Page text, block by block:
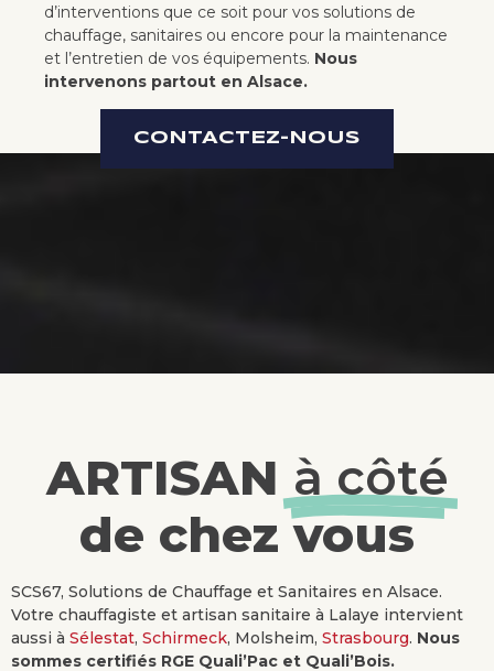
d’interventions que ce soit pour vos solutions de
chauffage, sanitaires ou encore pour la maintenance
et l’entretien de vos équipements. Nous
intervenons partout en Alsace.
CONTACTEZ-NOUS
ARTISAN à côté
de chez vous
SCS67, Solutions de Chauffage et Sanitaires en Alsace.
Votre chauffagiste et artisan sanitaire à Lalaye intervient
aussi à Sélestat, Schirmeck, Molsheim, Strasbourg. Nous
sommes certifiés RGE Quali’Pac et Quali’Bois.